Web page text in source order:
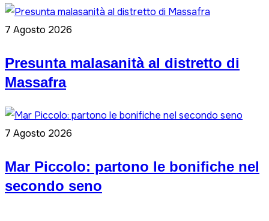
7 Agosto 2026
Presunta malasanità al distretto di
Massafra
7 Agosto 2026
Mar Piccolo: partono le bonifiche nel
secondo seno